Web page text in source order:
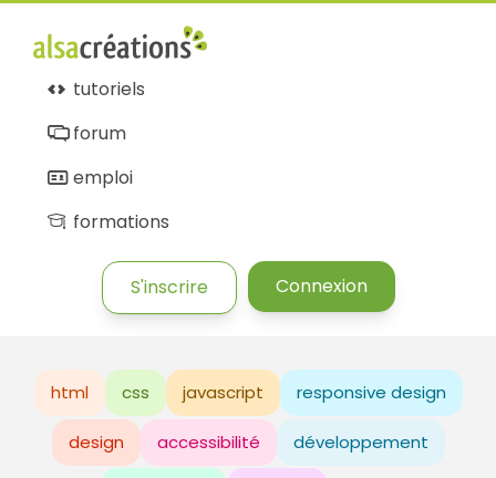
tutoriels
forum
emploi
formations
S'inscrire Connexion
html css javascript responsive design
design accessibilité développement